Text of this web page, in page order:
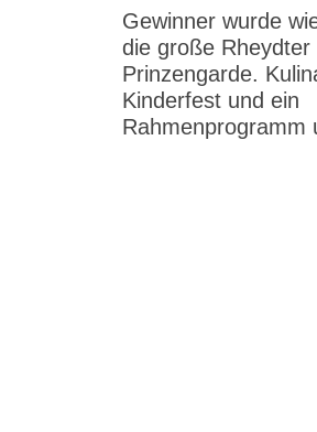
Gewinner wurde
die große Rheydter
Prinzengarde.
Kinderfest und ein
Rahmenprogramm